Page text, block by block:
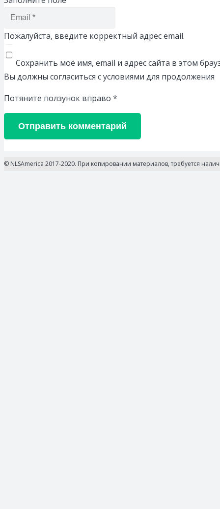
Пожалуйста, введите корректный адрес email.
Сохранить моё имя, email и адрес сайта в этом
Вы должны согласиться с условиями для продолжения
Потяните ползунок вправо *
Отправить комментарий
© NLSAmerica 2017-2020. При копировании материалов, требуется